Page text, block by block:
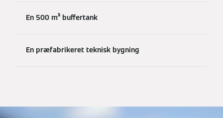
En 500 m³ buffertank
En præfabrikeret teknisk bygning